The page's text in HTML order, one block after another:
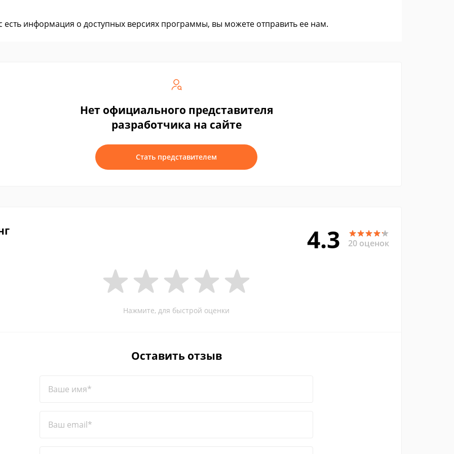
есть информация о доступных версиях программы, вы можете отправить ее нам.
Нет официального представителя
разработчика на сайте
Стать представителем
4.3 20 оценок
Нажмите, для быстрой оценки
Оставить отзыв
Ваше имя*
Ваш email*